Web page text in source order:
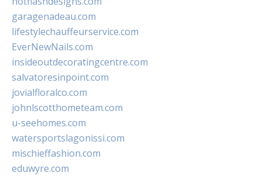
garagenadeau.com
lifestylechauffeurservice.com
EverNewNails.com
insideoutdecoratingcentre.com
salvatoresinpoint.com
jovialfloralco.com
johnlscotthometeam.com
u-seehomes.com
watersportslagonissi.com
mischieffashion.com
eduwyre.com